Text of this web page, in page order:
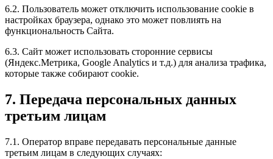
6.2. Пользователь может отключить использование cookie в
настройках браузера, однако это может повлиять на
функциональность Сайта.
6.3. Сайт может использовать сторонние сервисы
(Яндекс.Метрика, Google Analytics и т.д.) для анализа трафика,
которые также собирают cookie.
7. Передача персональных данных
третьим лицам
7.1. Оператор вправе передавать персональные данные
третьим лицам в следующих случаях: